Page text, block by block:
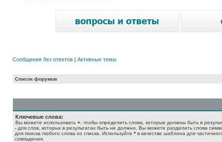
Сообщения без ответов | Активные темы
Список форумов
Ключевые слова:
Вы можете использовать + , чтобы определить слова, которые должны быть в
- для слов, которых в результатах быть не должно. Вы можете разделить слова
для поиска любого слова из списка. Используйте * в качестве шаблона для
совпадения.